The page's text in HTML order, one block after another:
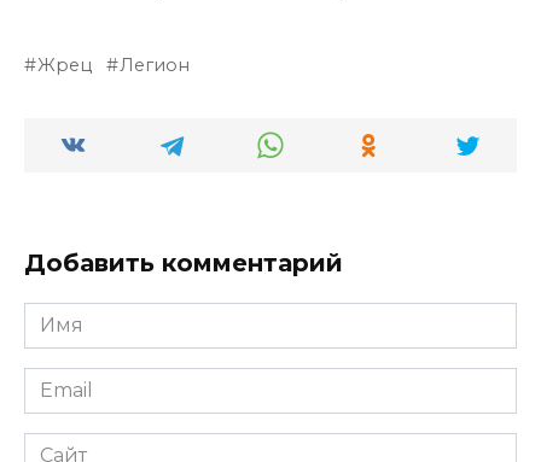
Жрец Легион
Добавить комментарий
Имя
*
Email
*
Сайт